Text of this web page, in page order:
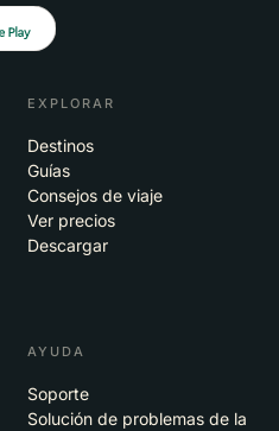
EXPLORAR
Destinos
Guías
Consejos de viaje
Ver precios
Descargar
AYUDA
Soporte
Solución de problemas de la